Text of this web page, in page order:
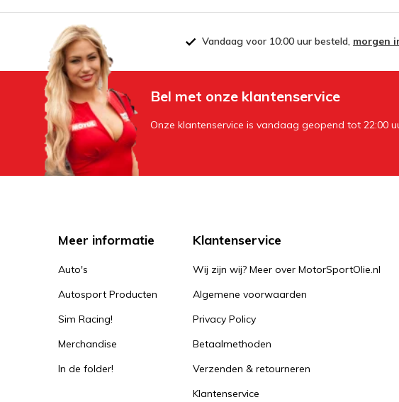
Vandaag voor 10:00 uur besteld, morgen
Bel met onze klantenservice
Onze klantenservice is vandaag geopend tot 22:00
Meer informatie
Auto's
Autosport Producten
Sim Racing!
Merchandise
In de folder!
Klantenservice
Wij zijn wij? Meer over MotorSportOlie.nl
Algemene voorwaarden
Privacy Policy
Betaalmethoden
Verzenden & retourneren
Klantenservice